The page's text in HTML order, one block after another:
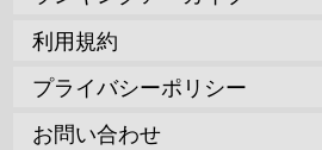
利用規約
プライバシーポリシー
お問い合わせ